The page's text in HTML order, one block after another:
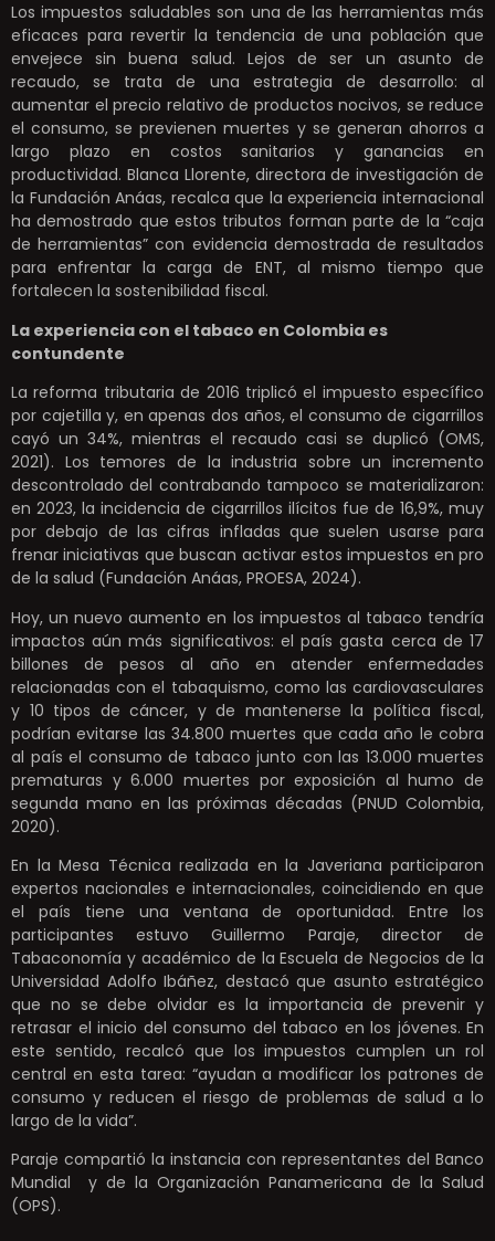
Los impuestos saludables son una de las herramientas más
eficaces para revertir la tendencia de una población que
envejece sin buena salud. Lejos de ser un asunto de
recaudo, se trata de una estrategia de desarrollo: al
aumentar el precio relativo de productos nocivos, se reduce
el consumo, se previenen muertes y se generan ahorros a
largo plazo en costos sanitarios y ganancias en
productividad. Blanca Llorente, directora de investigación de
la Fundación Anáas, recalca que la experiencia internacional
ha demostrado que estos tributos forman parte de la “caja
de herramientas” con evidencia demostrada de resultados
para enfrentar la carga de ENT, al mismo tiempo que
fortalecen la sostenibilidad fiscal.
La experiencia con el tabaco en Colombia es
contundente
La reforma tributaria de 2016 triplicó el impuesto específico
por cajetilla y, en apenas dos años, el consumo de cigarrillos
cayó un 34%, mientras el recaudo casi se duplicó (OMS,
2021). Los temores de la industria sobre un incremento
descontrolado del contrabando tampoco se materializaron:
en 2023, la incidencia de cigarrillos ilícitos fue de 16,9%, muy
por debajo de las cifras infladas que suelen usarse para
frenar iniciativas que buscan activar estos impuestos en pro
de la salud (Fundación Anáas, PROESA, 2024).
Hoy, un nuevo aumento en los impuestos al tabaco tendría
impactos aún más significativos: el país gasta cerca de 17
billones de pesos al año en atender enfermedades
relacionadas con el tabaquismo, como las cardiovasculares
y 10 tipos de cáncer, y de mantenerse la política fiscal,
podrían evitarse las 34.800 muertes que cada año le cobra
al país el consumo de tabaco junto con las 13.000 muertes
prematuras y 6.000 muertes por exposición al humo de
segunda mano en las próximas décadas (PNUD Colombia,
2020).
En la Mesa Técnica realizada en la Javeriana participaron
expertos nacionales e internacionales, coincidiendo en que
el país tiene una ventana de oportunidad. Entre los
participantes estuvo Guillermo Paraje, director de
Tabaconomía y académico de la Escuela de Negocios de la
Universidad Adolfo Ibáñez, destacó que asunto estratégico
que no se debe olvidar es la importancia de prevenir y
retrasar el inicio del consumo del tabaco en los jóvenes. En
este sentido, recalcó que los impuestos cumplen un rol
central en esta tarea: “ayudan a modificar los patrones de
consumo y reducen el riesgo de problemas de salud a lo
largo de la vida”.
Paraje compartió la instancia con representantes del Banco
Mundial y de la Organización Panamericana de la Salud
(OPS).